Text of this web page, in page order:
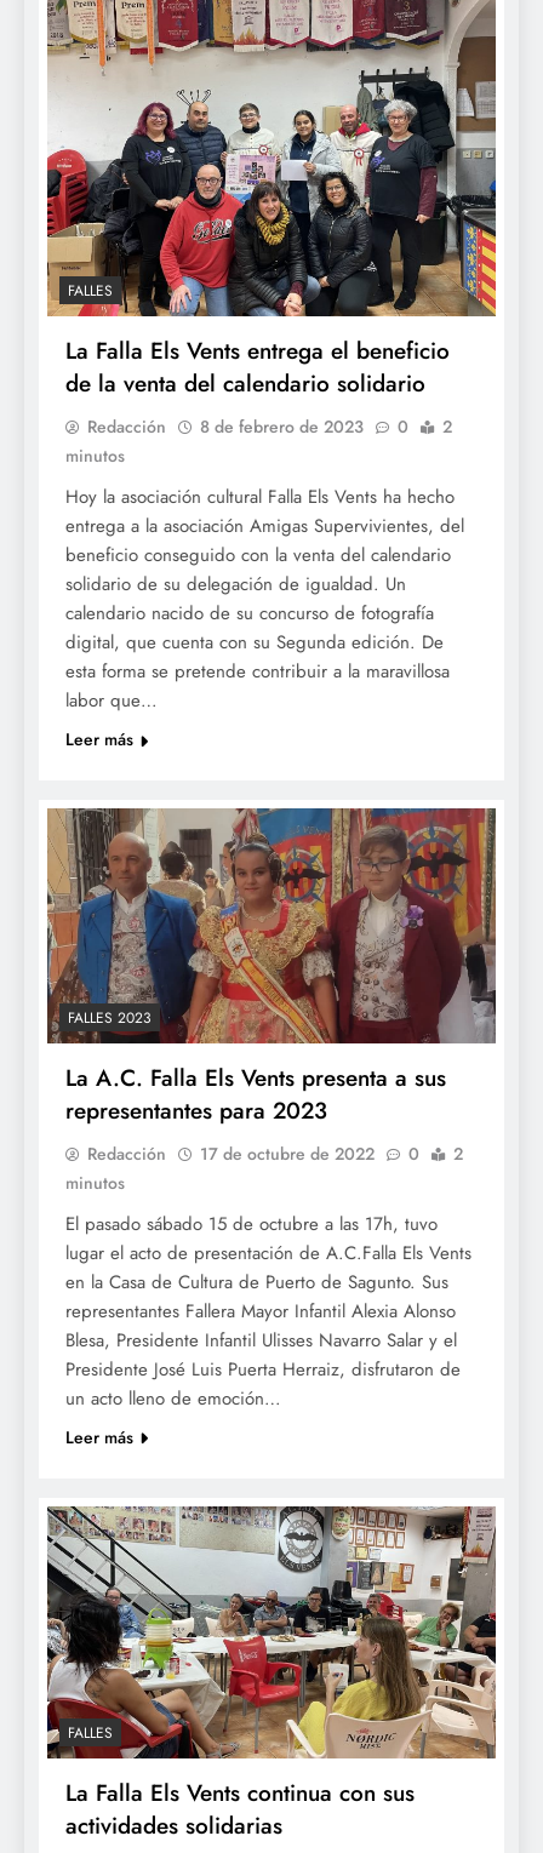
FALLES
La Falla Els Vents entrega el beneficio
de la venta del calendario solidario
Redacción 8 de febrero de 2023 0
2
minutos
Hoy la asociación cultural Falla Els Vents ha hecho
entrega a la asociación Amigas Supervivientes, del
beneficio conseguido con la venta del calendario
solidario de su delegación de igualdad. Un
calendario nacido de su concurso de fotografía
digital, que cuenta con su Segunda edición. De
esta forma se pretende contribuir a la maravillosa
labor que…
Leer más
FALLES 2023
La A.C. Falla Els Vents presenta a sus
representantes para 2023
Redacción 17 de octubre de 2022 0
2
minutos
El pasado sábado 15 de octubre a las 17h, tuvo
lugar el acto de presentación de A.C.Falla Els Vents
en la Casa de Cultura de Puerto de Sagunto. Sus
representantes Fallera Mayor Infantil Alexia Alonso
Blesa, Presidente Infantil Ulisses Navarro Salar y el
Presidente José Luis Puerta Herraiz, disfrutaron de
un acto lleno de emoción…
Leer más
FALLES
La Falla Els Vents continua con sus
actividades solidarias